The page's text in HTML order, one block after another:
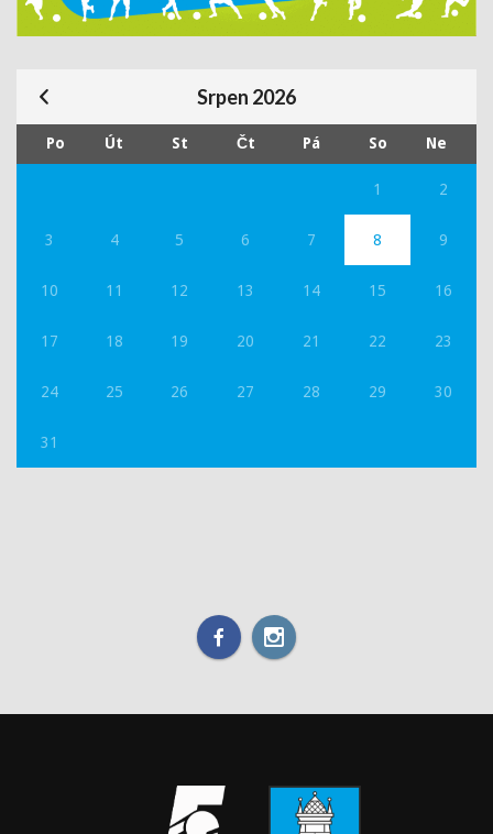
Srpen 2026
Po Út St Čt Pá So Ne
1 2
3 4 5 6 7 8 9
10 11 12 13 14 15 16
17 18 19 20 21 22 23
24 25 26 27 28 29 30
31